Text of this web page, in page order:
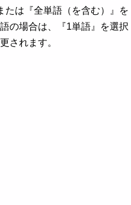
たは『全単語（を含む）』を
の場合は、『1単語』を選択
されます。